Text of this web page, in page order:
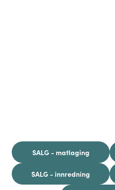
SALG - matlaging
SALG - innredning